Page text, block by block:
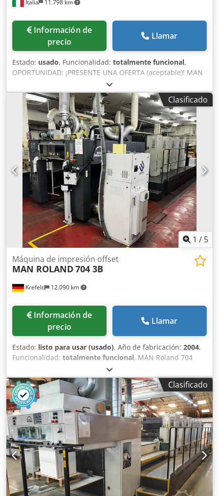
Italia 11.798 km
Información de
precio
Llamar
Estado: usado, Funcionalidad: totalmente funcional,
OPORTUNIDAD: ¡PRESENTE UNA OFERTA (aceptable)! MAN
Roland Practica PRZ 00 Imprenta offset de 2 colores Tipo:
Impresora de alimentación por hojas Fabricante: MAN
Roland Modelo: Practica PRZ 00 Colores: 2 Nota
importante: ¡Solo se han impreso 14 millones de copias!
Tamaño máximo de papel: 360 x 520 mm. Dsdpfx Aiozg Nb
Isfskr Área máxima de impresión: 350 x 500 mm.
Numeración y perforación Sistema de humectación
refrigerado Velocidad máxima: 10.000 Longitud de la
máquina: 2640 Estado: Excelente (disponible en stock)
Ubicación: Italia NOTA: ¡POR FAVOR, PRESENTE UNA
OFERTA!
Clasificado
1 / 5
Krefeld 12.090 km
Máquina de impresión offset
MAN ROLAND704 3B
Información de
precio
Llamar
Estado: listo para usar (usado), Año de fabricación: 2004,
Funcionalidad: totalmente funcional, MAN Roland 704
Máquina en línea recta 105 millones de impresiones PPL
Rolandmatic RCI Dsdoxvbnrepfx Aifskr Limpieza
automática Spray de polvo Secador UV con 3 lámparas en
salida 1 interdeck
Clasificado